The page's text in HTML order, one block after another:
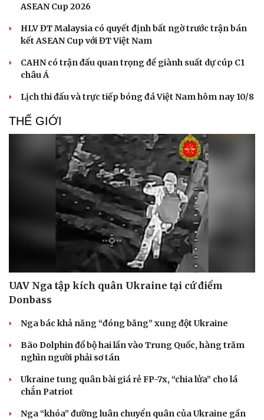
Sân khấu - Điện ảnh
Văn học
Âm nhạc
Giải trí
Nghệ sĩ
Thời trang
ASEAN Cup 2026
HLV ĐT Malaysia có quyết định bất ngờ trước trận bán
kết ASEAN Cup với ĐT Việt Nam
CAHN có trận đấu quan trọng để giành suất dự cúp C1
châu Á
Lịch thi đấu và trực tiếp bóng đá Việt Nam hôm nay 10/8
THẾ GIỚI
UAV Nga tập kích quân Ukraine tại cứ điểm
Donbass
Nga bác khả năng “đóng băng” xung đột Ukraine
Bão Dolphin đổ bộ hai lần vào Trung Quốc, hàng trăm
nghìn người phải sơ tán
Ukraine tung quân bài giá rẻ FP-7x, “chia lửa” cho lá
chắn Patriot
Nga “khóa” đường luân chuyển quân của Ukraine gần